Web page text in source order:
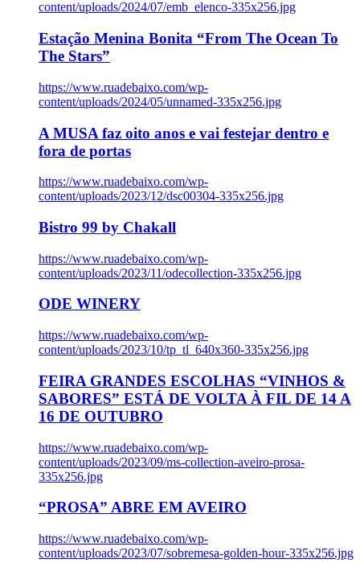
content/uploads/2024/07/emb_elenco-335x256.jpg
Estação Menina Bonita “From The Ocean To
The Stars”
https://www.ruadebaixo.com/wp-
content/uploads/2024/05/unnamed-335x256.jpg
A MUSA faz oito anos e vai festejar dentro e
fora de portas
https://www.ruadebaixo.com/wp-
content/uploads/2023/12/dsc00304-335x256.jpg
Bistro 99 by Chakall
https://www.ruadebaixo.com/wp-
content/uploads/2023/11/odecollection-335x256.jpg
ODE WINERY
https://www.ruadebaixo.com/wp-
content/uploads/2023/10/tp_tl_640x360-335x256.jpg
FEIRA GRANDES ESCOLHAS “VINHOS &
SABORES” ESTÁ DE VOLTA À FIL DE 14 A
16 DE OUTUBRO
https://www.ruadebaixo.com/wp-
content/uploads/2023/09/ms-collection-aveiro-prosa-
335x256.jpg
“PROSA” ABRE EM AVEIRO
https://www.ruadebaixo.com/wp-
content/uploads/2023/07/sobremesa-golden-hour-335x256.jpg